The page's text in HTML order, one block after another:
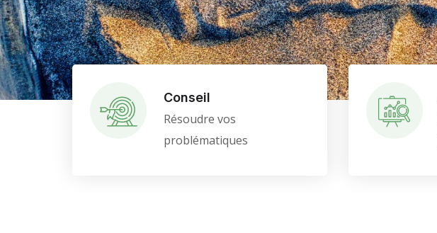
Conseil
Résoudre vos
problématiques